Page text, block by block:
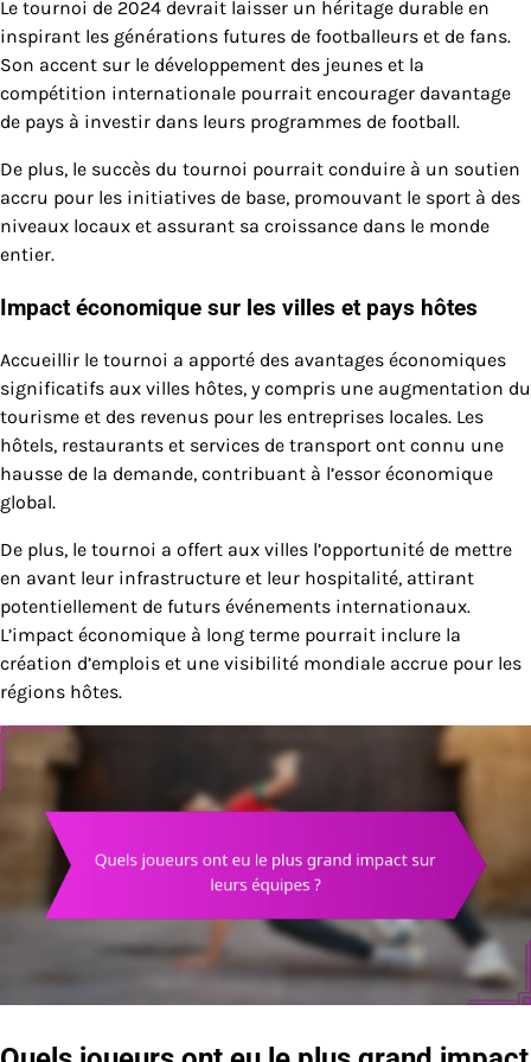
Le tournoi de 2024 devrait laisser un héritage durable en
inspirant les générations futures de footballeurs et de fans.
Son accent sur le développement des jeunes et la
compétition internationale pourrait encourager davantage
de pays à investir dans leurs programmes de football.
De plus, le succès du tournoi pourrait conduire à un soutien
accru pour les initiatives de base, promouvant le sport à des
niveaux locaux et assurant sa croissance dans le monde
entier.
Impact économique sur les villes et pays hôtes
Accueillir le tournoi a apporté des avantages économiques
significatifs aux villes hôtes, y compris une augmentation du
tourisme et des revenus pour les entreprises locales. Les
hôtels, restaurants et services de transport ont connu une
hausse de la demande, contribuant à l’essor économique
global.
De plus, le tournoi a offert aux villes l’opportunité de mettre
en avant leur infrastructure et leur hospitalité, attirant
potentiellement de futurs événements internationaux.
L’impact économique à long terme pourrait inclure la
création d’emplois et une visibilité mondiale accrue pour les
régions hôtes.